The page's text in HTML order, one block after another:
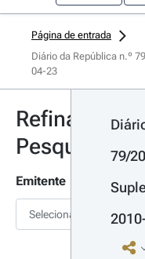
Página de entrada
Diário da República n.º
04-23
Refinar
Pesquisa
Emitente
Selecionar
79/